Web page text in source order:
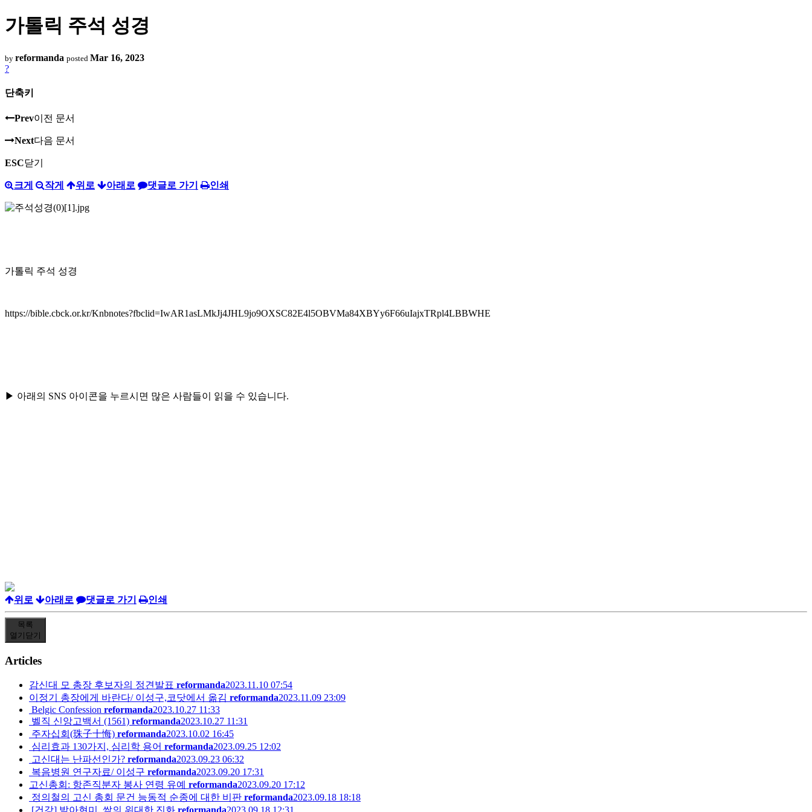
가톨릭 주석 성경
by reformanda posted Mar 16, 2023
?
단축키
Prev이전 문서
Next다음 문서
ESC닫기
크게 작게 위로 아래로 댓글로 가기 인쇄
가톨릭 주석 성경
https://bible.cbck.or.kr/Knbnotes?fbclid=IwAR1asLMkJj4JHL9jo9OXSC82E4l5OBVMa84XBYy6F66uIajxTRpl4LBBWHE
▶ 아래의 SNS 아이콘을 누르시면 많은 사람들이 읽을 수 있습니다.
위로 아래로 댓글로 가기 인쇄
목록
열기 닫기
Articles
감신대 모 총장 후보자의 정견발표 reformanda2023.11.10 07:54
이정기 총장에게 바란다/ 이성구,코닷에서 옮김 reformanda2023.11.09 23:09
Belgic Confession reformanda2023.10.27 11:33
벨직 신앙고백서 (1561) reformanda2023.10.27 11:31
주자십회(珠子十悔) reformanda2023.10.02 16:45
심리효과 130가지, 심리학 용어 reformanda2023.09.25 12:02
고신대는 난파선인가? reformanda2023.09.23 06:32
복음병원 연구자료/ 이성구 reformanda2023.09.20 17:31
고신총회: 항존직분자 봉사 연령 유예 reformanda2023.09.20 17:12
정의철의 고신 총회 문건 능동적 순종에 대한 비판 reformanda2023.09.18 18:18
[건강] 발아현미, 쌀의 위대한 진화 reformanda2023.09.18 12:31